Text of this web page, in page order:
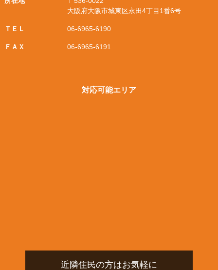
大阪府大阪市城東区永田4丁目1番6号
ＴＥＬ 06-6965-6190
ＦＡＸ 06-6965-6191
対応可能エリア
近隣住民の方はお気軽に